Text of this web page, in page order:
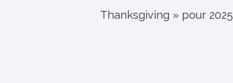
Thanksgiving » pour 2025